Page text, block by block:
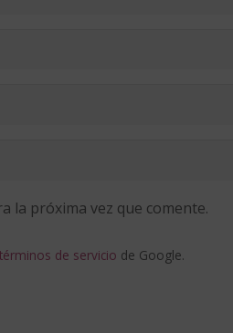
la próxima vez que comente.
términos de servicio de Google.